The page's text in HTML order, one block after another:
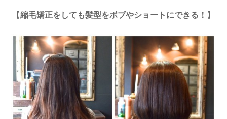
【縮毛矯正をしても髪型をボブやショートにできる！ 】